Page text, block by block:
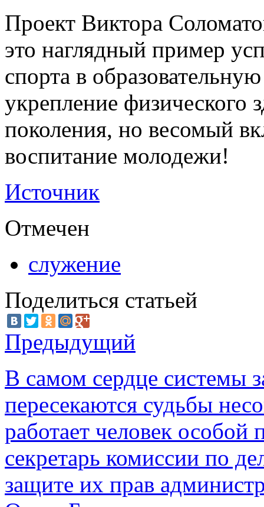
Проект Виктора
это наглядный пример
спорта в
укрепление физического
поколения, но весомый
воспитание молодежи!
Источник
Отмечен
служение
Поделиться статьей
Предыдущий
В самом сердце системы
пересекаются судьбы
работает человек
секретарь комиссии по
защите их прав